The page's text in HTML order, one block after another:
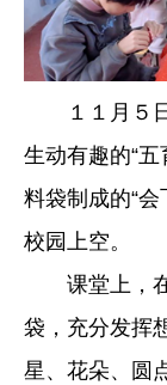
１１月５
生动有趣的“
料袋制成的“
校园上空。
课堂上，
袋，充分发挥
星、花朵、圆